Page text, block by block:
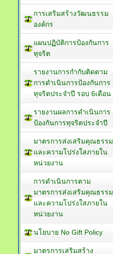
การเสริมสร้างวัฒนธรรม
องค์กร
แผนปฏิบัติการป้องกันการ
ทุจริต
รายงานการกำกับติดตาม
การดำเนินการป้องกันการ
ทุจริตประจำปี รอบ 6เดือน
รายงานผลการดำเนินการ
ป้องกันการทุจริตประจำปี
มาตรการส่งเสริมคุณธรรม
และความโปร่งใสภายใน
หน่วยงาน
การดำเนินการตาม
มาตรการส่งเสริมคุณธรรม
และความโปร่งใสภายใน
หน่วยงาน
นโยบาย No Gift Policy
มาตรการเสริมสร้าง